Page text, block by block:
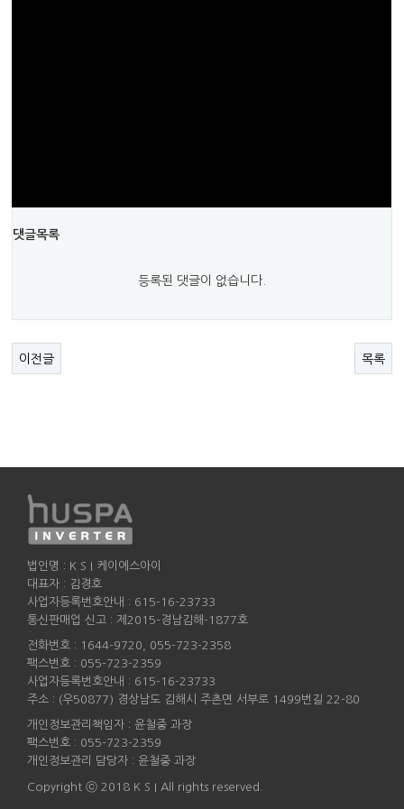
댓글목록
등록된 댓글이 없습니다.
이전글 목록
법인명 : K S I 케이에스아이
대표자 : 김경호
사업자등록번호안내 : 615-16-23733
통신판매업 신고 : 제2015-경남김해-1877호
전화번호 : 1644-9720, 055-723-2358
팩스번호 : 055-723-2359
사업자등록번호안내 : 615-16-23733
주소 : (우50877) 경상남도 김해시 주촌면 서부로 1499번길 22-80
개인정보관리책임자 : 윤철중 과장
팩스번호 : 055-723-2359
개인정보관리 담당자 : 윤철중 과장
Copyright ⓒ 2018 K S I All rights reserved.